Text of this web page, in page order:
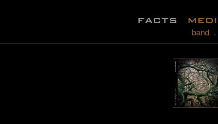
facts
band .